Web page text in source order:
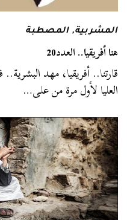
المشربية,المصطبة
هنا أفريقيا.. العدد20
قارتنا.. أفريقيا، مهد
العليا لأول مرة من على…